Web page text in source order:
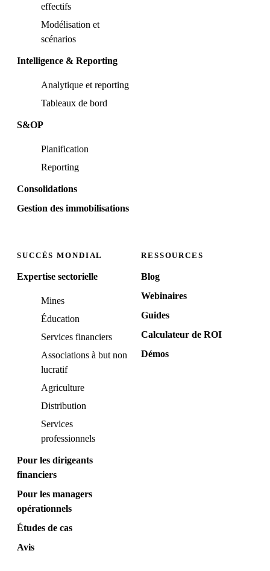
effectifs
Modélisation et
scénarios
Intelligence & Reporting
Analytique et reporting
Tableaux de bord
S&OP
Planification
Reporting
Consolidations
Gestion des immobilisations
SUCCÈS MONDIAL
Expertise sectorielle
Mines
Éducation
Services financiers
Associations à but non
lucratif
Agriculture
Distribution
Services
professionnels
Pour les dirigeants
financiers
Pour les managers
opérationnels
Études de cas
Avis
RESSOURCES
Blog
Webinaires
Guides
Calculateur de ROI
Démos